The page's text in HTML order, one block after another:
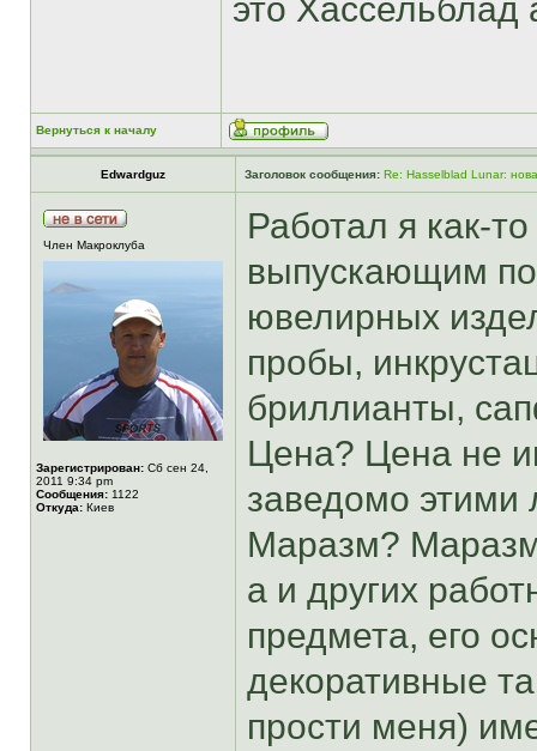
это Хассельблад
Вернуться к началу
Edwardguz Заголовок сообщения: Re: Hasselblad Lunar:
Член Макроклуба
Зарегистрирован: Сб сен 24,
2011 9:34 pm
Сообщения: 1122
Откуда: Киев
Работал я как-
выпускающим
ювелирных
пробы,
бриллианты,
Цена? Цена не
заведомо этими
Маразм?
а и других
предмета, его
декоративные
прости меня)